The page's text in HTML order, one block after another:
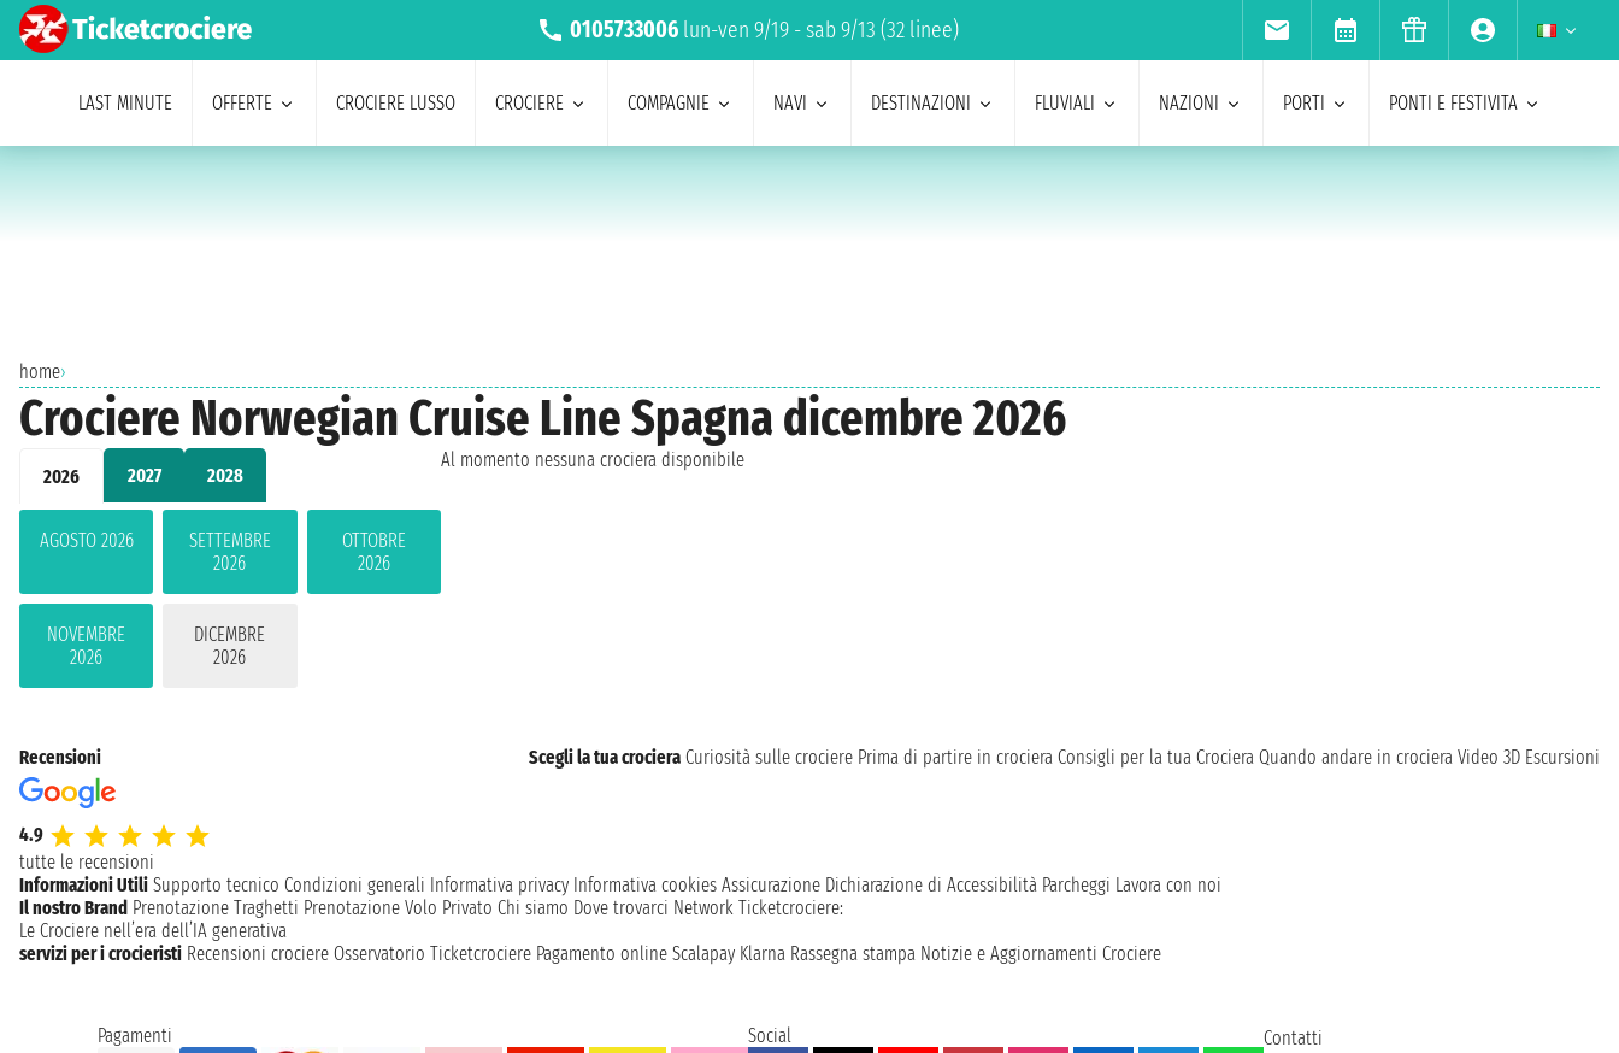
0105733006 lun-ven 9/19 - sab 9/13 (32 linee)
LAST MINUTE OFFERTE CROCIERE LUSSO CROCIERE COMPAGNIE NAVI DESTINAZIONI FLUVIALI NAZIONI PORTI PONTI E FESTIVITA
home›
Crociere Norwegian Cruise Line Spagna dicembre 2026
2026 2027 2028
AGOSTO 2026
SETTEMBRE
2026
OTTOBRE
2026
NOVEMBRE
2026
DICEMBRE
2026
Al momento nessuna crociera disponibile
Recensioni
4.9
tutte le recensioni
Scegli la tua crociera Curiosità sulle crociere Prima di partire in crociera Consigli per la tua Crociera Quando andare in crociera Video 3D Escursioni
Informazioni Utili Supporto tecnico Condizioni generali Informativa privacy Informativa cookies Assicurazione Dichiarazione di Accessibilità Parcheggi Lavora con noi
Il nostro Brand Prenotazione Traghetti Prenotazione Volo Privato Chi siamo Dove trovarci Network Ticketcrociere:
Le Crociere nell’era dell’IA generativa
servizi per i crocieristi Recensioni crociere Osservatorio Ticketcrociere Pagamento online Scalapay Klarna Rassegna stampa Notizie e Aggiornamenti Crociere
Pagamenti Social
Contatti